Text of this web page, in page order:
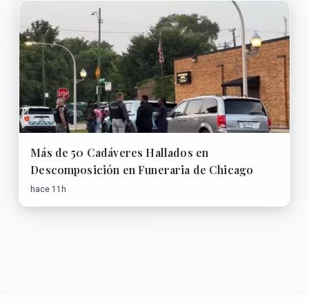
Más de 50 Cadáveres Hallados en
Descomposición en Funeraria de Chicago
hace 11h